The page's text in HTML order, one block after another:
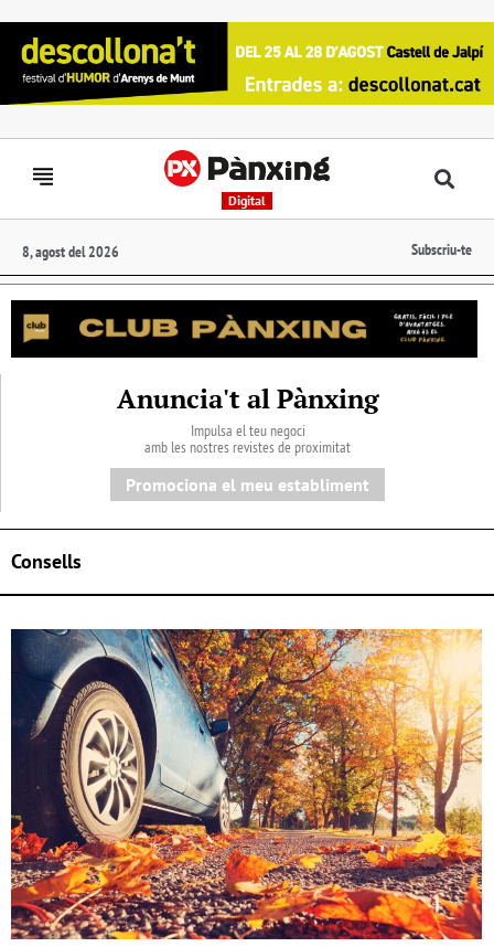
Digital
8, agost del 2026 Subscriu-te
Anuncia't al Pànxing
Impulsa el teu negoci
amb les nostres revistes de proximitat
Promociona el meu establiment
Consells